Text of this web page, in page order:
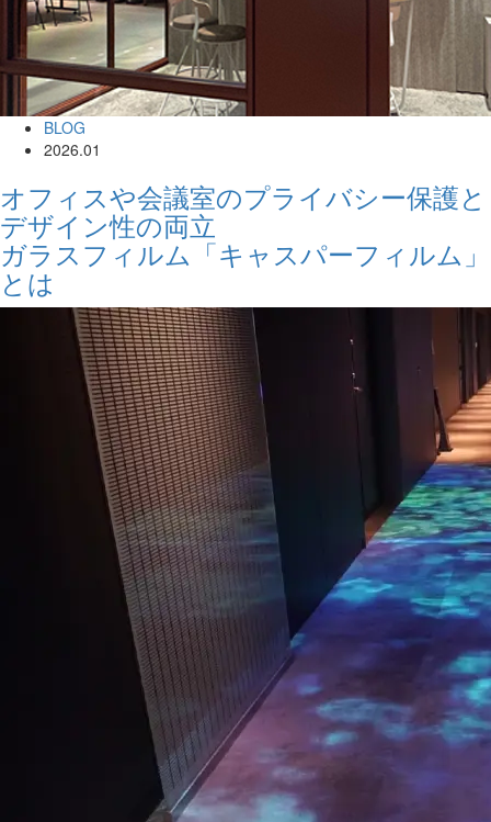
BLOG
2026.01
オフィスや会議室のプライバシー保護と
デザイン性の両立
ガラスフィルム「キャスパーフィルム」
とは